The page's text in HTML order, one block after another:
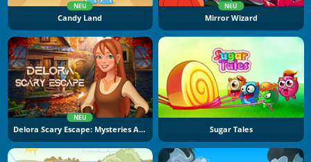
NEU
Candy Land
NEU
Mirror Wizard
NEU
Delora Scary Escape: Mysteries Adventure Sugar Tales